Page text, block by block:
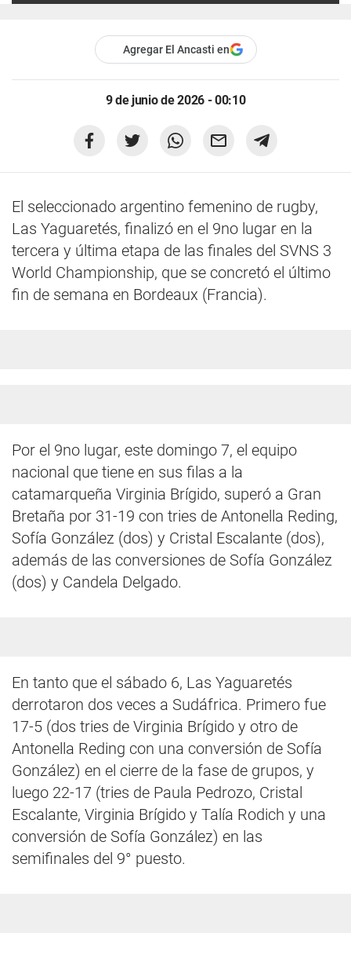
Agregar El Ancasti en
9 de junio de 2026 - 00:10
El seleccionado argentino femenino de rugby,
Las Yaguaretés, finalizó en el 9no lugar en la
tercera y última etapa de las finales del SVNS 3
World Championship, que se concretó el último
fin de semana en Bordeaux (Francia).
Por el 9no lugar, este domingo 7, el equipo
nacional que tiene en sus filas a la
catamarqueña Virginia Brígido, superó a Gran
Bretaña por 31-19 con tries de Antonella Reding,
Sofía González (dos) y Cristal Escalante (dos),
además de las conversiones de Sofía González
(dos) y Candela Delgado.
En tanto que el sábado 6, Las Yaguaretés
derrotaron dos veces a Sudáfrica. Primero fue
17-5 (dos tries de Virginia Brígido y otro de
Antonella Reding con una conversión de Sofía
González) en el cierre de la fase de grupos, y
luego 22-17 (tries de Paula Pedrozo, Cristal
Escalante, Virginia Brígido y Talía Rodich y una
conversión de Sofía González) en las
semifinales del 9° puesto.